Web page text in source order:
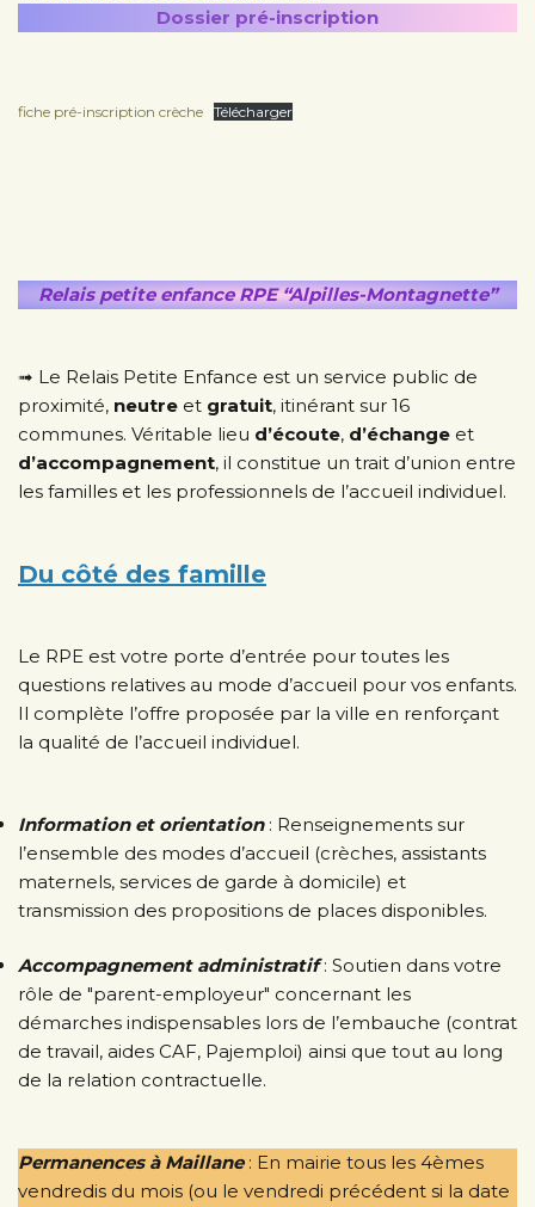
Dossier pré-inscription
fiche pré-inscription crèche Télécharger
Relais petite enfance RPE “Alpilles-Montagnette”
➟ Le Relais Petite Enfance est un service public de
proximité, neutre et gratuit, itinérant sur 16
communes. Véritable lieu d’écoute, d’échange et
d’accompagnement, il constitue un trait d’union entre
les familles et les professionnels de l’accueil individuel.
Du côté des famille
Le RPE est votre porte d’entrée pour toutes les
questions relatives au mode d’accueil pour vos enfants.
Il complète l’offre proposée par la ville en renforçant
la qualité de l’accueil individuel.
Information et orientation: Renseignements sur
l’ensemble des modes d’accueil (crèches, assistants
maternels, services de garde à domicile) et
transmission des propositions de places disponibles.
Accompagnement administratif: Soutien dans votre
rôle de "parent-employeur" concernant les
démarches indispensables lors de l’embauche (contrat
de travail, aides CAF, Pajemploi) ainsi que tout au long
de la relation contractuelle.
Permanences à Maillane: En mairie tous les 4èmes
vendredis du mois (ou le vendredi précédent si la date